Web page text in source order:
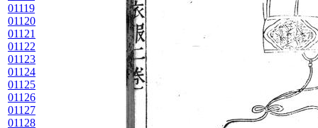
01119
01120
01121
01122
01123
01124
01125
01126
01127
01128